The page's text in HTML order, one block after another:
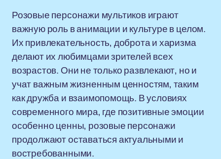
Розовые персонажи мультиков играют
важную роль в анимации и культуре в целом.
Их привлекательность, доброта и харизма
делают их любимцами зрителей всех
возрастов. Они не только развлекают, но и
учат важным жизненным ценностям, таким
как дружба и взаимопомощь. В условиях
современного мира, где позитивные эмоции
особенно ценны, розовые персонажи
продолжают оставаться актуальными и
востребованными.